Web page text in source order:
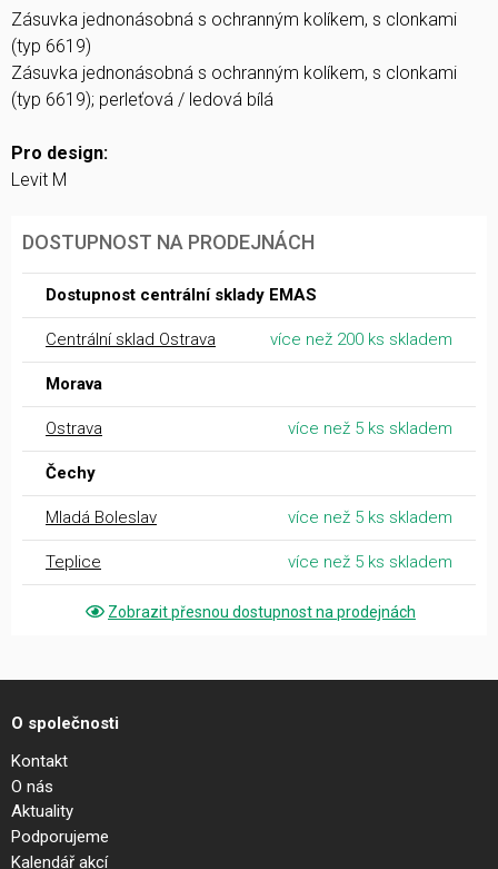
Zásuvka jednonásobná s ochranným kolíkem, s clonkami
(typ 6619)
Zásuvka jednonásobná s ochranným kolíkem, s clonkami
(typ 6619); perleťová / ledová bílá
Pro design:
Levit M
DOSTUPNOST NA PRODEJNÁCH
Dostupnost centrální sklady EMAS
Centrální sklad Ostrava více než 200 ks skladem
Morava
Ostrava více než 5 ks skladem
Čechy
Mladá Boleslav více než 5 ks skladem
Teplice více než 5 ks skladem
Zobrazit přesnou dostupnost na prodejnách
O společnosti
Kontakt
O nás
Aktuality
Podporujeme
Kalendář akcí